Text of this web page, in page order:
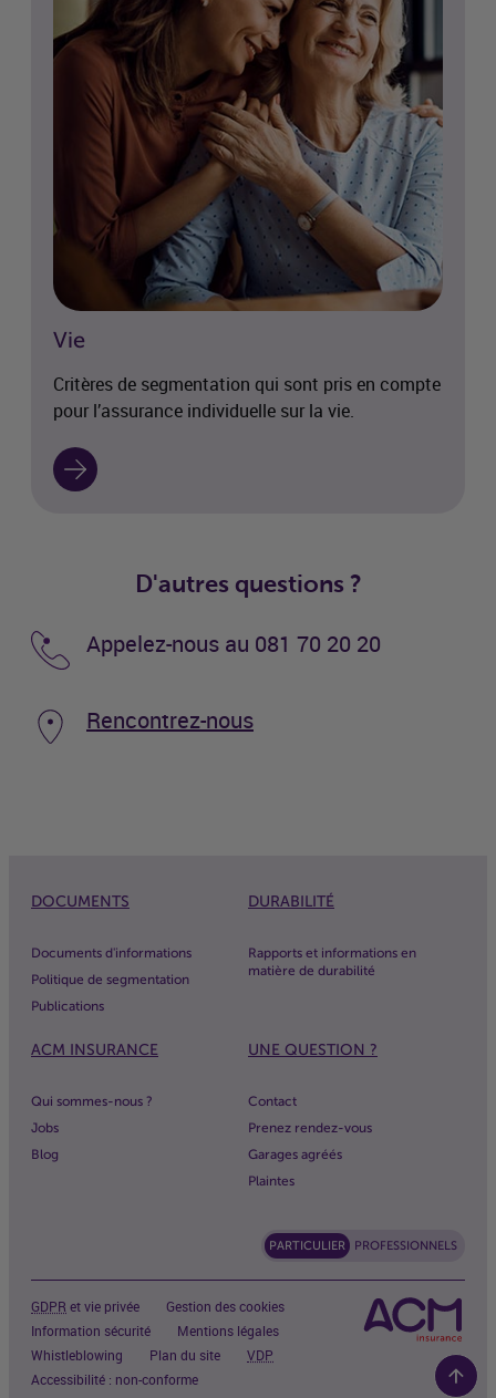
Vie
Critères de segmentation qui sont pris en compte
pour l’assurance individuelle sur la vie.
D'autres questions ?
Appelez-nous au 081 70 20 20
Rencontrez-nous
DOCUMENTS
Documents d'informations
Politique de segmentation
Publications
DURABILITÉ
Rapports et informations en
matière de durabilité
ACM INSURANCE
Qui sommes-nous ?
Jobs
Blog
UNE QUESTION ?
Contact
Prenez rendez-vous
Garages agréés
Plaintes
PARTICULIER PROFESSIONNELS
GDPR et vie privée
Gestion des cookies
Information sécurité
Mentions légales
Whistleblowing
Plan du site
VDP
Accessibilité : non-conforme